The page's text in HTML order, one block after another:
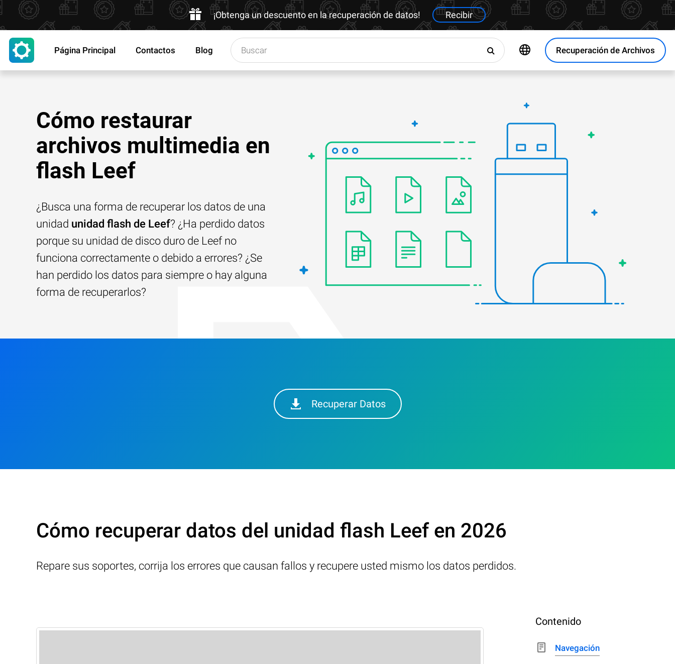
¡Obtenga un descuento en la recuperación de datos! Recibir
Recuperación de Archivos
Página Principal Contactos Blog
Cómo restaurar
archivos multimedia en
flash Leef
¿Busca una forma de recuperar los datos de una
unidad unidad flash de Leef? ¿Ha perdido datos
porque su unidad de disco duro de Leef no
funciona correctamente o debido a errores? ¿Se
han perdido los datos para siempre o hay alguna
forma de recuperarlos?
Recuperar Datos
Cómo recuperar datos del unidad flash Leef en 2026
Repare sus soportes, corrija los errores que causan fallos y recupere usted mismo los datos perdidos.
Contenido
Navegación